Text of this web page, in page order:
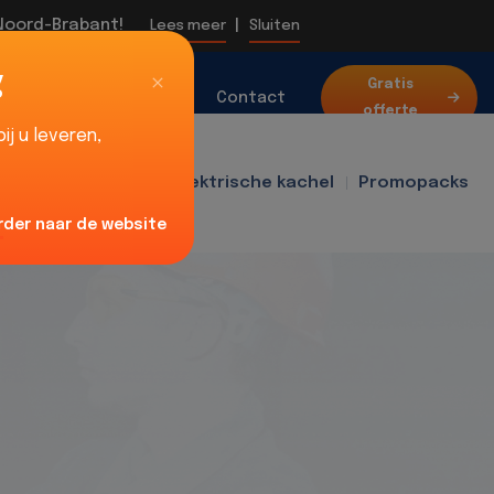
Brabant! Lees meer Sluiten
Contact
Gratis
offerte
Elektrische kachel Promopacks
u leveren,
naar de website